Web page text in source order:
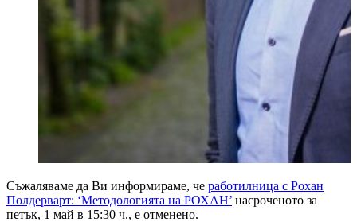
Съжаляваме да Ви информираме, че работилница с Рохан
Полдерварт: ‘Методологията на РОХАН’ насроченото за
петък, 1 май в 15:30 ч., е отменено.